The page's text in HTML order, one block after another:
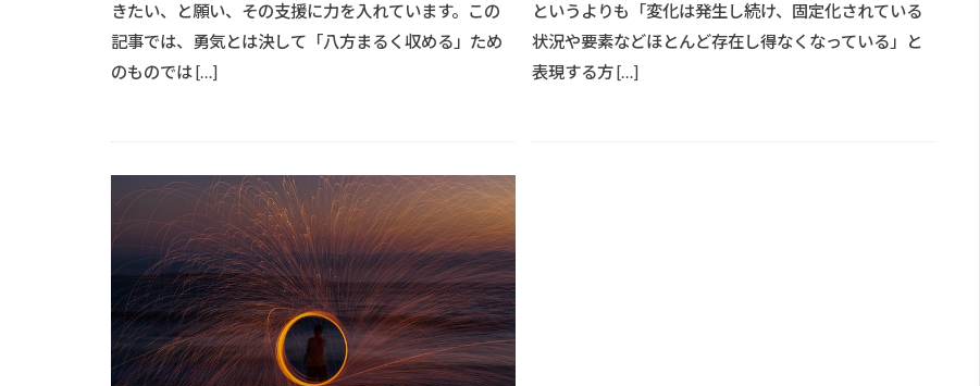
きたい、と願い、その支援に力を入れています。この
記事では、勇気とは決して「八方まるく収める」ため
のものでは […]
というよりも「変化は発生し続け、固定化されている
状況や要素などほとんど存在し得なくなっている」と
表現する方 […]